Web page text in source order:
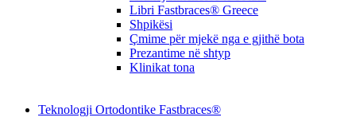
Libri Fastbraces® Greece
Shpikësi
Çmime për mjekë nga e gjithë bota
Prezantime në shtyp
Klinikat tona
Teknologji Ortodontike Fastbraces®